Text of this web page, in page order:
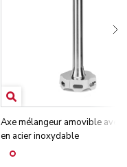
Axe mélangeur amovible avec
en acier inoxydable